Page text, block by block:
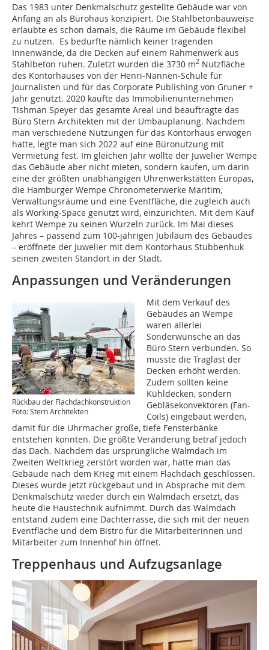
Das 1983 unter Denkmalschutz gestellte Gebäude war von
Anfang an als Bürohaus konzipiert. Die Stahlbetonbauweise
erlaubte es schon damals, die Räume im Gebäude flexibel
zu nutzen. Es bedurfte nämlich keiner tragenden
Innenwände, da die Decken auf einem Rahmenwerk aus
Stahlbeton ruhen. Zuletzt wurden die 3730 m2 Nutzfläche
des Kontorhauses von der Henri-Nannen-Schule für
Journalisten und für das Corporate Publishing von Gruner +
Jahr genutzt. 2020 kaufte das Immobilienunternehmen
Tishman Speyer das gesamte Areal und beauftragte das
Büro Stern Architekten mit der Umbauplanung. Nachdem
man verschiedene Nutzungen für das Kontorhaus erwogen
hatte, legte man sich 2022 auf eine Büronutzung mit
Vermietung fest. Im gleichen Jahr wollte der Juwelier Wempe
das Gebäude aber nicht mieten, sondern kaufen, um darin
eine der größten unabhängigen Uhrenwerkstätten Europas,
die Hamburger Wempe Chronometerwerke Maritim,
Verwaltungsräume und eine Eventfläche, die zugleich auch
als Working-Space genutzt wird, einzurichten. Mit dem Kauf
kehrt Wempe zu seinen Wurzeln zurück. Im Mai dieses
Jahres – passend zum 100-jährigen Jubiläum des Gebäudes
– eröffnete der Juwelier mit dem Kontorhaus Stubbenhuk
seinen zweiten Standort in der Stadt.
Anpassungen und Veränderungen
Rückbau der Flachdachkonstruktion
Foto: Stern Architekten
Mit dem Verkauf des
Gebäudes an Wempe
waren allerlei
Sonderwünsche an das
Büro Stern verbunden. So
musste die Traglast der
Decken erhöht werden.
Zudem sollten keine
Kühldecken, sondern
Gebläsekonvektoren (Fan-
Coils) eingebaut werden,
damit für die Uhrmacher große, tiefe Fensterbänke
entstehen konnten. Die größte Veränderung betraf jedoch
das Dach. Nachdem das ursprüngliche Walmdach im
Zweiten Weltkrieg zerstört worden war, hatte man das
Gebäude nach dem Krieg mit einem Flachdach geschlossen.
Dieses wurde jetzt rückgebaut und in Absprache mit dem
Denkmalschutz wieder durch ein Walmdach ersetzt, das
heute die Haustechnik aufnimmt. Durch das Walmdach
entstand zudem eine Dachterrasse, die sich mit der neuen
Eventfläche und dem Bistro für die Mitarbeiterinnen und
Mitarbeiter zum Innenhof hin öffnet.
Treppenhaus und Aufzugsanlage